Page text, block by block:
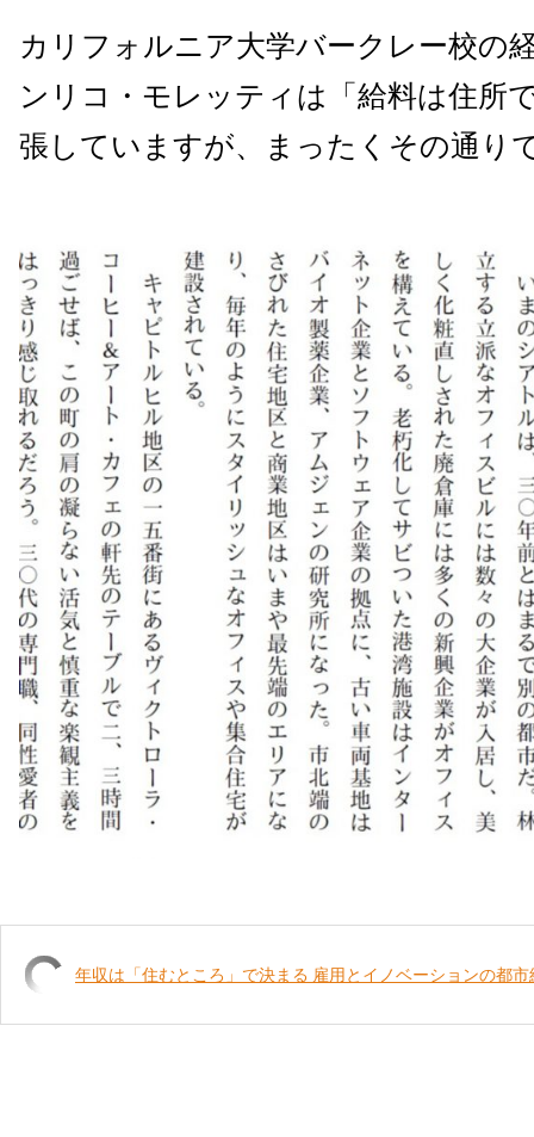
カリフォルニア大学バークレー校の
ンリコ・モレッティは「給料は住所
張していますが、まったくその通り
年収は「住むところ」で決まる 雇用とイノベーションの都市